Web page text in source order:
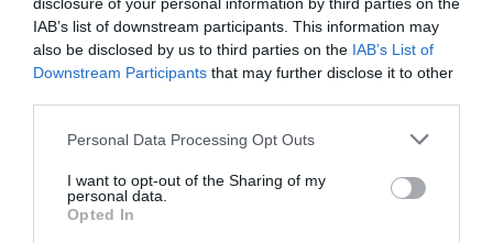
IAB’s list of downstream participants. This information may
also be disclosed by us to third parties on the IAB’s List of
Downstream Participants that may further disclose it to other
Personal Data Processing Opt Outs
I want to opt-out of the Sharing of my
personal data.
Opted In
leur encontre même s’ils sont titulaires d’un visa
d’entrée ou de transit.
BREFS SÉJOURS
Les étrangers séjournant en Italie dans le cadre d’un
voyage d’affaires ou en tant qu’étudiants, touristes ou